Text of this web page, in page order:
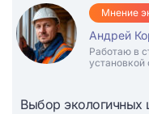
Мнение
Андрей
Работаю в
установкой
Выбор экологичных